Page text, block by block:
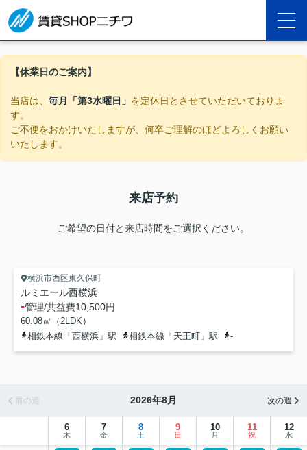
【休業日のご案内】
当店は、 毎月「第3水曜日」 を定休日とさせていただいておりま
す。
ご不便をおかけいたしますが、何卒ご理解のほどよろしくお願い
いたします。
来店予約
ご希望の日付と来店時間をご選択ください。
横浜市西区東久保町
ルミエール西横浜
-管理/共益費10,500円
60.08㎡（2LDK）
相鉄本線「西横浜」駅
相鉄本線「天王町」駅 -
前の週 2026年8月 次の週
6
木
7
金
8
土
9
日
10
月
11
祝
12
水